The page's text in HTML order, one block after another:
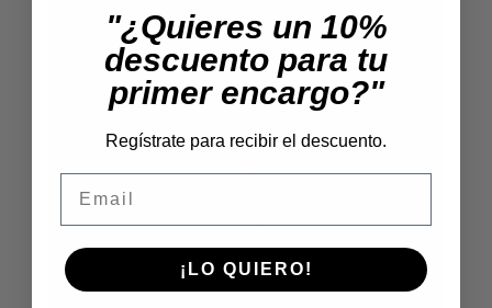
"¿Quieres un 10%
descuento para tu
primer encargo?"
Regístrate para recibir el descuento.
¡LO QUIERO!